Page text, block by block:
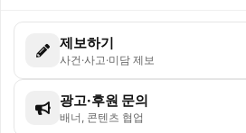
제보하기
사건·사고·미담 제보
광고·후원 문의
배너, 콘텐츠 협업